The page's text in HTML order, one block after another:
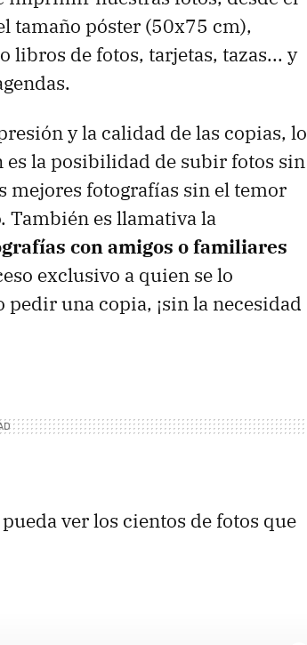
tamaño póster (50x75 cm),
libros de fotos, tarjetas, tazas... y
y la calidad de las copias, lo
es la posibilidad de subir fotos sin
mejores fotografías sin el temor
También es llamativa la
con amigos o familiares
exclusivo a quien se lo
una copia, ¡sin la necesidad
ver los cientos de fotos que